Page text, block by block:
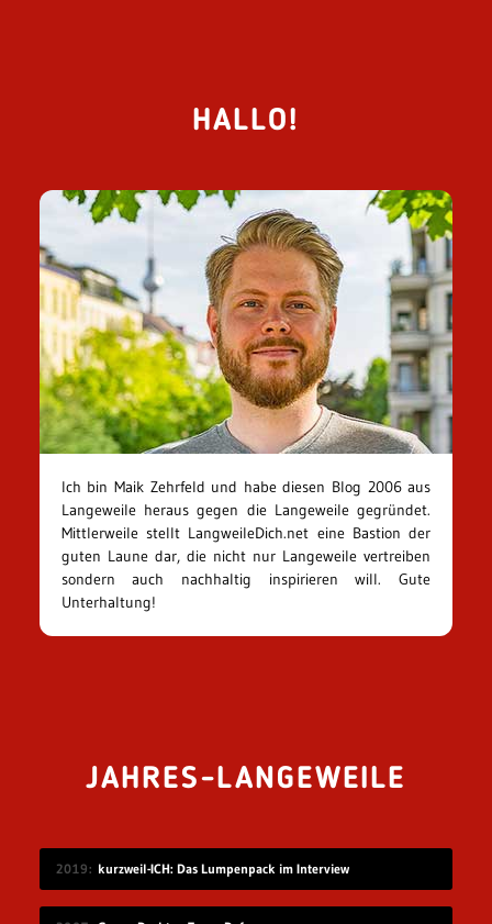
HALLO!
Ich bin Maik Zehrfeld und habe diesen Blog 2006 aus
Langeweile heraus gegen die Langeweile gegründet.
Mittlerweile stellt LangweileDich.net eine Bastion der
guten Laune dar, die nicht nur Langeweile vertreiben
sondern auch nachhaltig inspirieren will. Gute
Unterhaltung!
JAHRES-LANGEWEILE
2019 kurzweil-ICH: Das Lumpenpack im Interview